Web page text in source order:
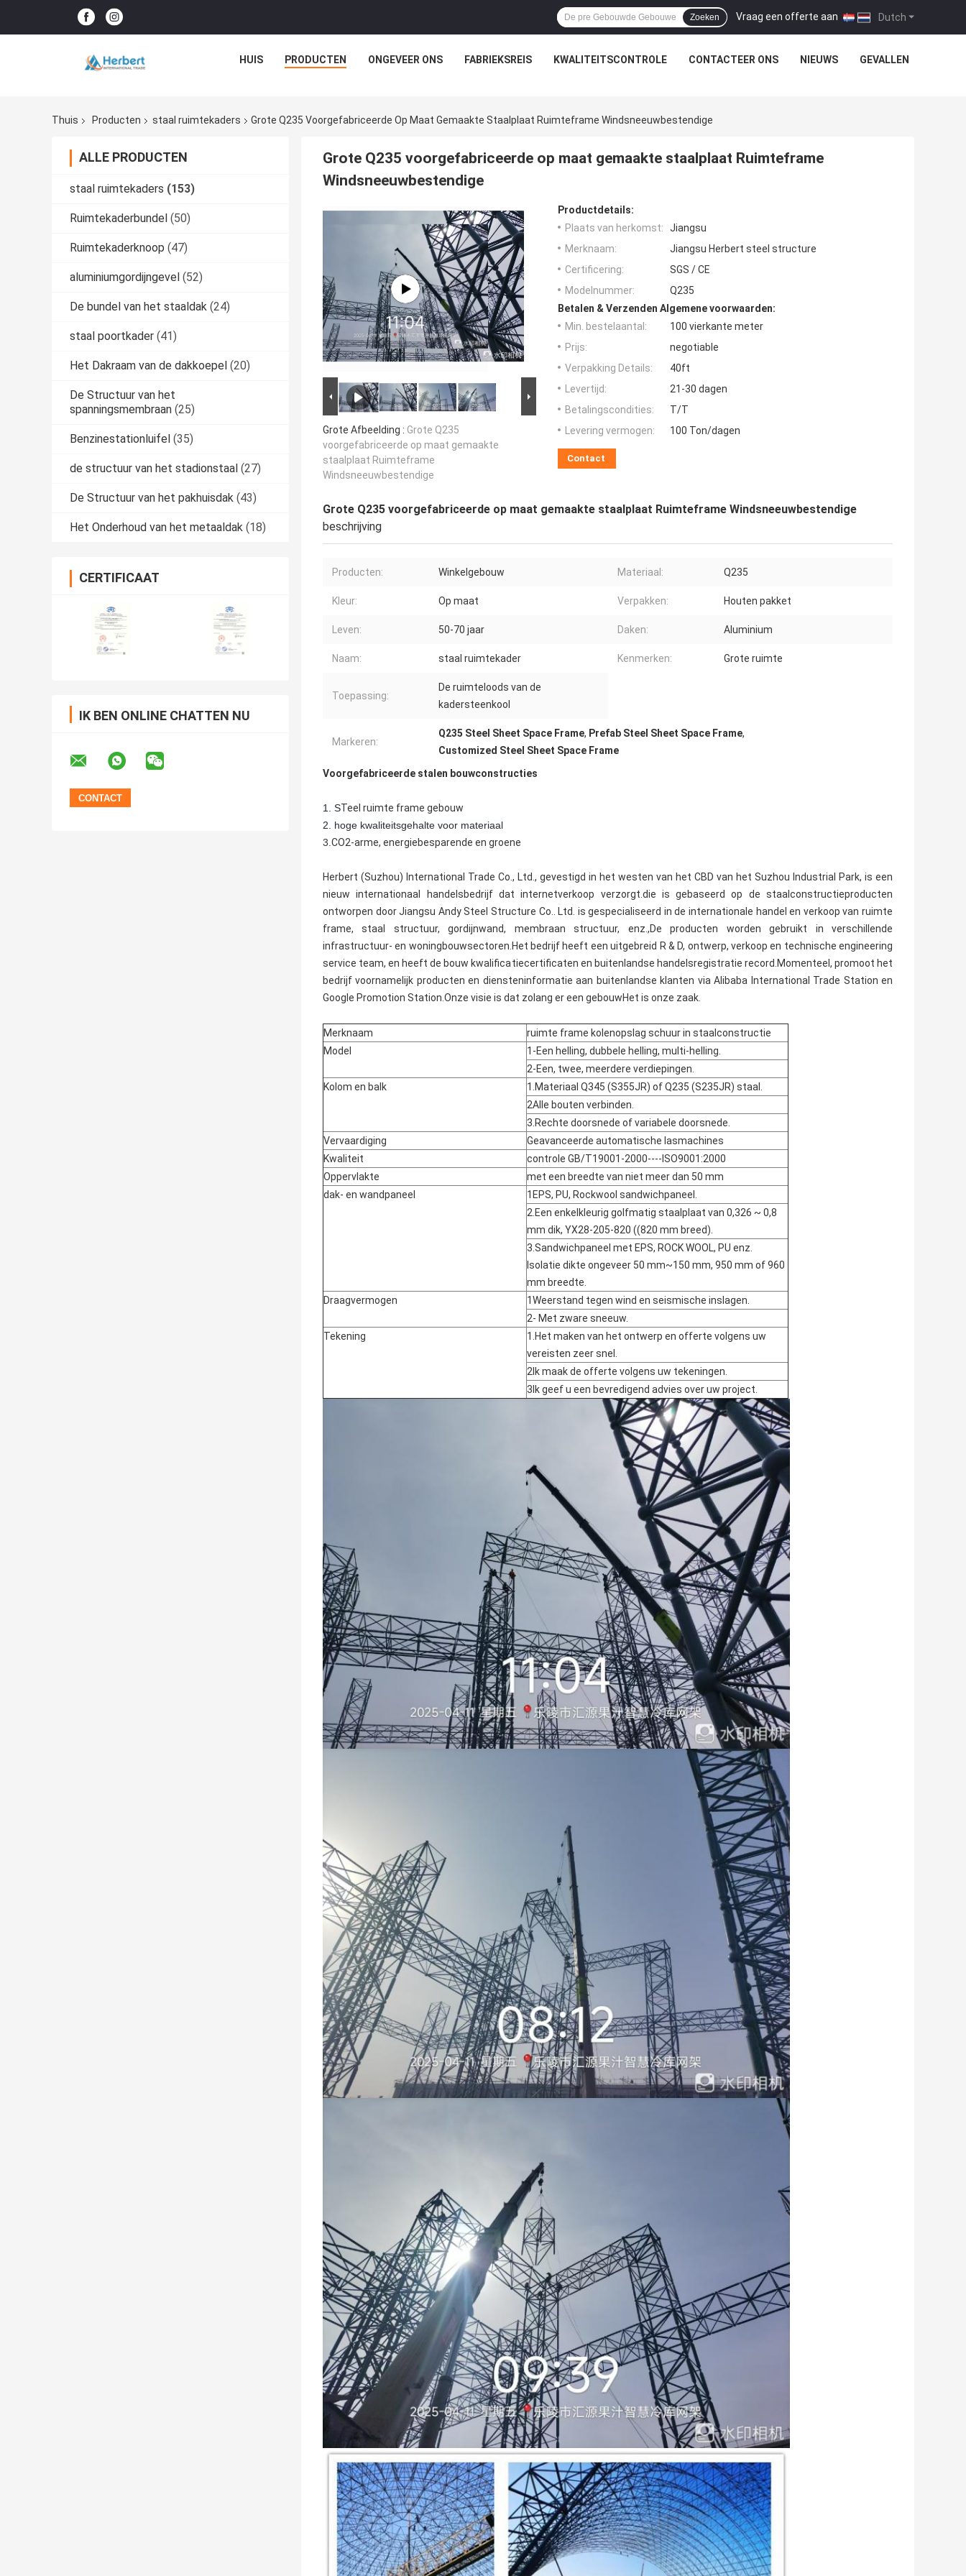
Dutch
Vraag een offerte aan |
Zoeken
HUIS PRODUCTEN ONGEVEER ONS FABRIEKSREIS KWALITEITSCONTROLE CONTACTEER ONS NIEUWS GEVALLEN
Thuis Producten staal ruimtekaders Grote Q235 Voorgefabriceerde Op Maat Gemaakte Staalplaat Ruimteframe Windsneeuwbestendige
ALLE PRODUCTEN
staal ruimtekaders (153)
Ruimtekaderbundel (50)
Ruimtekaderknoop (47)
aluminiumgordijngevel (52)
De bundel van het staaldak (24)
staal poortkader (41)
Het Dakraam van de dakkoepel (20)
De Structuur van het
spanningsmembraan (25)
Benzinestationluifel (35)
de structuur van het stadionstaal (27)
De Structuur van het pakhuisdak (43)
Het Onderhoud van het metaaldak (18)
CERTIFICAAT
IK BEN ONLINE CHATTEN NU
Grote Q235 voorgefabriceerde op maat gemaakte staalplaat Ruimteframe
Windsneeuwbestendige
Grote Afbeelding : Grote Q235
voorgefabriceerde op maat gemaakte
staalplaat Ruimteframe
Windsneeuwbestendige
Productdetails:
Plaats van herkomst:
Jiangsu
Merknaam:
Jiangsu Herbert steel structure
Certificering:
SGS / CE
Modelnummer:
Q235
Betalen & Verzenden Algemene voorwaarden:
Min. bestelaantal:
100 vierkante meter
Prijs:
negotiable
Verpakking Details:
40ft
Levertijd:
21-30 dagen
Betalingscondities:
T/T
Levering vermogen:
100 Ton/dagen
Contact
Grote Q235 voorgefabriceerde op maat gemaakte staalplaat Ruimteframe Windsneeuwbestendige
beschrijving
Producten: Winkelgebouw Materiaal: Q235
Kleur: Op maat Verpakken: Houten pakket
Leven: 50-70 jaar Daken: Aluminium
Naam: staal ruimtekader Kenmerken: Grote ruimte
Toepassing:
De ruimteloods van de
kadersteenkool
Markeren:
Q235 Steel Sheet Space Frame, Prefab Steel Sheet Space Frame,
Customized Steel Sheet Space Frame
Voorgefabriceerde stalen bouwconstructies
1. STeel ruimte frame gebouw
2. hoge kwaliteitsgehalte voor materiaal
3.CO2-arme, energiebesparende en groene
Herbert (Suzhou) International Trade Co., Ltd., gevestigd in het westen van het CBD van het Suzhou Industrial Park, is een
nieuw internationaal handelsbedrijf dat internetverkoop verzorgt.die is gebaseerd op de staalconstructieproducten
ontworpen door Jiangsu Andy Steel Structure Co.. Ltd. is gespecialiseerd in de internationale handel en verkoop van ruimte
frame, staal structuur, gordijnwand, membraan structuur, enz.,De producten worden gebruikt in verschillende
infrastructuur- en woningbouwsectoren.Het bedrijf heeft een uitgebreid R & D, ontwerp, verkoop en technische engineering
service team, en heeft de bouw kwalificatiecertificaten en buitenlandse handelsregistratie record.Momenteel, promoot het
bedrijf voornamelijk producten en diensteninformatie aan buitenlandse klanten via Alibaba International Trade Station en
Google Promotion Station.Onze visie is dat zolang er een gebouwHet is onze zaak.
Merknaam
ruimte frame kolenopslag schuur in staalconstructie
Model
1-Een helling, dubbele helling, multi-helling.
2-Een, twee, meerdere verdiepingen.
Kolom en balk
1.Materiaal Q345 (S355JR) of Q235 (S235JR) staal.
2Alle bouten verbinden.
3.Rechte doorsnede of variabele doorsnede.
Vervaardiging
Geavanceerde automatische lasmachines
Kwaliteit
controle GB/T19001-2000----ISO9001:2000
Oppervlakte
met een breedte van niet meer dan 50 mm
dak- en wandpaneel
1EPS, PU, Rockwool sandwichpaneel.
2.Een enkelkleurig golfmatig staalplaat van 0,326 ~ 0,8
mm dik, YX28-205-820 ((820 mm breed).
3.Sandwichpaneel met EPS, ROCK WOOL, PU enz.
Isolatie dikte ongeveer 50 mm~150 mm, 950 mm of 960
mm breedte.
Draagvermogen
1Weerstand tegen wind en seismische inslagen.
2- Met zware sneeuw.
Tekening
1.Het maken van het ontwerp en offerte volgens uw
vereisten zeer snel.
2Ik maak de offerte volgens uw tekeningen.
3Ik geef u een bevredigend advies over uw project.